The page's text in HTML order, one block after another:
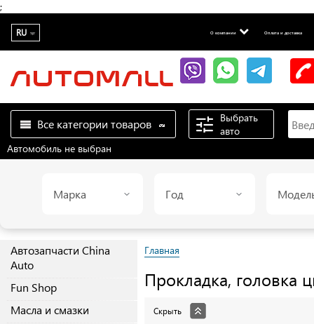
;
RU О компании Оплата и доставка
Все категории товаров
Выбрать
авто
Автомобиль не выбран
Марка Год
Автозапчасти China
Auto
Fun Shop
Масла и смазки
Главная
Прокладка, головка
Скрыть